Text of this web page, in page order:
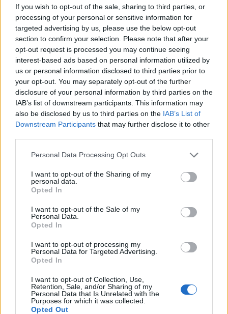
If you wish to opt-out of the sale, sharing to third parties, or
processing of your personal or sensitive information for
targeted advertising by us, please use the below opt-out
section to confirm your selection. Please note that after your
opt-out request is processed you may continue seeing
interest-based ads based on personal information utilized by
us or personal information disclosed to third parties prior to
your opt-out. You may separately opt-out of the further
disclosure of your personal information by third parties on the
IAB’s list of downstream participants. This information may
also be disclosed by us to third parties on the IAB’s List of
Downstream Participants that may further disclose it to other
Personal Data Processing Opt Outs
I want to opt-out of the Sharing of my
personal data.
Opted In
I want to opt-out of the Sale of my
Personal Data.
Opted In
I want to opt-out of processing my
Personal Data for Targeted Advertising.
Opted In
I want to opt-out of Collection, Use,
Retention, Sale, and/or Sharing of my
Personal Data that Is Unrelated with the
Purposes for which it was collected.
Opted Out
schon lächerlich, sind wir hier bei James Bond, wie wichtig sind die
Codes denn, wude damit ein Staatsgeheimnis verraten oder der
Code zum zünden einer Atombombe bekannt gegeben ?
Einfach mal locker sehen, ob wir die Codes alle auf einmal
einlösen oder nach und nach, ist doch egal, es wird sich doch
trotzdem jeder über die Geschenke freuen können, zumindest habe
ich noch niemanden über die Sachen schimpfen gehört... !
Click to expand...
na du must auch die seite von BP sehn
sin und zweck vom kalender is doch das sich dann jeder
jeden tag einlogt und das is ja nicht gegeben
ist nun mal bei jeden spiel so was ich auch gut fiende wer
nicht on geht der beckommt nix is beim log in bonus auch
so
30 November 2014
Foren-Herzog
sehe das so wenn BP den Kalender streich würde wäre ich
denen nicht böse.
Gibt hier viel zu viele Pappnasen, egal wie blöd sich BP in
letzter zeit auch anstellen mag hier gibt es auch solche die
bestens qualifiziert wären für nen Job bei BP .
Junior 5 war.
30 November 2014
Bärbelchen
Nachwuchs-Autor